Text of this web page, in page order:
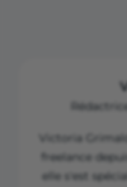
Victoria
freelance
elle s'est